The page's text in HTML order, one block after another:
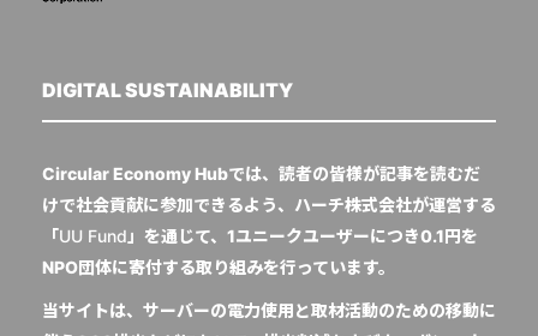
DIGITAL SUSTAINABILITY
Circular Economy Hubでは、読者の皆様が記事を読むだ
けで社会貢献に参加できるよう、ハーチ株式会社が運営する
「UU Fund 」を通じて、1ユニークユーザーにつき0.1円を
NPO団体に寄付する取り組みを行っています。
当サイトは、サーバーの電力使用と取材活動のための移動に